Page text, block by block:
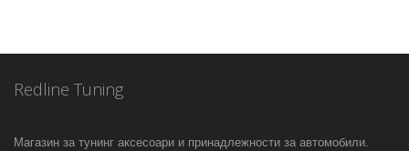
Redline Tuning
Магазин за тунинг аксесоари и принадлежности за автомобили.